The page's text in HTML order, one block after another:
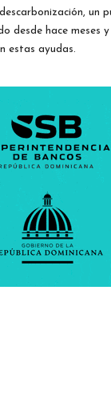
un
desde hace meses
estas ayudas.